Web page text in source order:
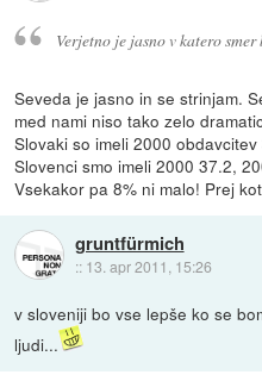
Verjetno je jasno v katero smer
Seveda je jasno in se strinjam.
med nami niso tako zelo
Slovaki so imeli 2000
Slovenci smo imeli 2000 37.2,
Vsekakor pa 8% ni malo! Prej
gruntfürmich
:: 13. apr 2011, 15:26
v sloveniji bo vse lepše ko se
ljudi...